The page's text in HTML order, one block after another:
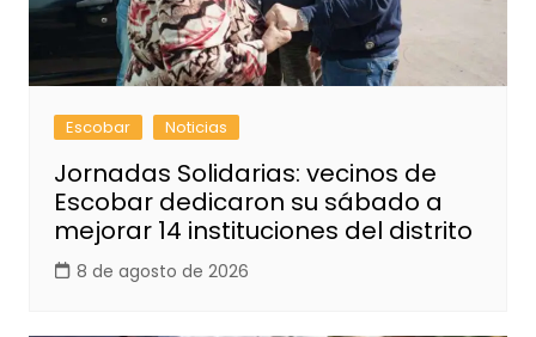
Escobar Noticias
Jornadas Solidarias: vecinos de
Escobar dedicaron su sábado a
mejorar 14 instituciones del distrito
8 de agosto de 2026